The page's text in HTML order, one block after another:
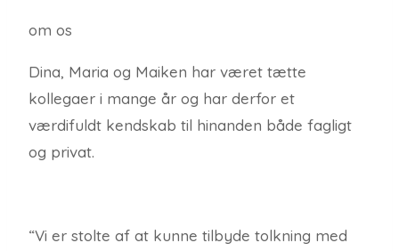
om os
Dina, Maria og Maiken har været tætte
kollegaer i mange år og har derfor et
værdifuldt kendskab til hinanden både fagligt
og privat.
“Vi er stolte af at kunne tilbyde tolkning med